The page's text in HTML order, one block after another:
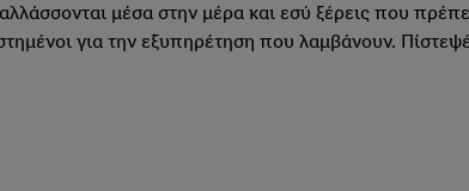
μέσα στην μέρα και εσύ ξέρεις που
για την εξυπηρέτηση που λαμβάνουν.